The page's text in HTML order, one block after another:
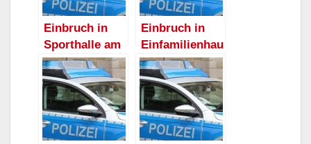
Einbruch in
Sporthalle am
Eschenweg in
Moosfelde
Einbruch in
Einfamilienhau
s in Moosfelde